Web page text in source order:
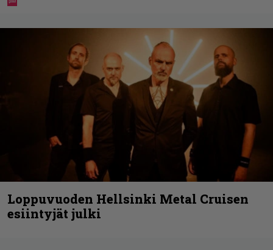
Loppuvuoden Hellsinki Metal Cruisen
esiintyjät julki